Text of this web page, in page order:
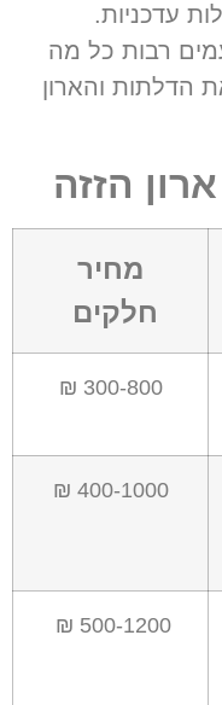
עדכניות.
רבות כל מה
הדלתות והארון
הזזה
מחיר
חלקים
300-800 ₪
400-1000 ₪
500-1200 ₪